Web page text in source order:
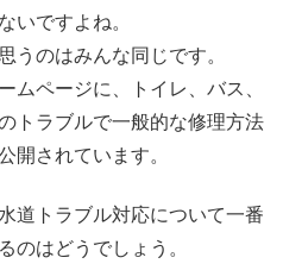
いですよね。
うのはみんな同じです。
ムページに、トイレ、バス、
トラブルで一般的な修理方法
開されています。
道トラブル対応について一番
のはどうでしょう。